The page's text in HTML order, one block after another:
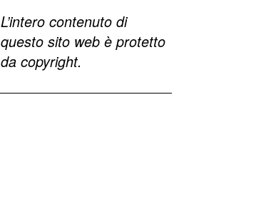
L’intero contenuto di
questo sito web è protetto
da copyright.